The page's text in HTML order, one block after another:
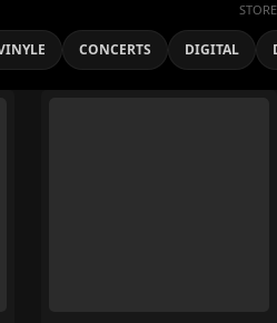
STORE
CONCERTS DIGITAL